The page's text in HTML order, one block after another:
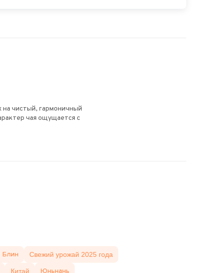
чистый, гармоничный
чая ощущается с
Блин Свежий урожай 2025 года
Китай